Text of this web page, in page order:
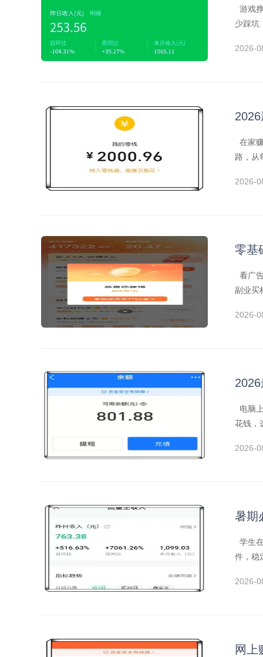
游戏
少踩坑
2026-
在家
路，从
2026-
零基
看广
副业买
2026-
电脑
花钱，
2026-
暑期
学生
件，稳
2026-
网上